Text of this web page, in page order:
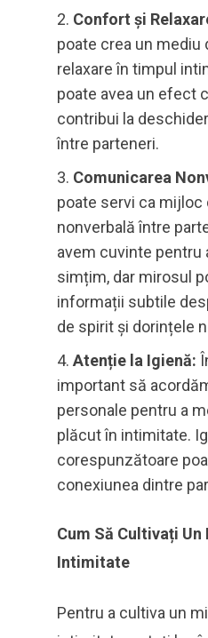
Confort și
poate crea un mediu
relaxare în timpul
poate avea un efect
contribui la
între parteneri.
Comunicarea
poate servi ca mijloc
nonverbală între
avem cuvinte pentru
simțim, dar mirosul
informații subtile
de spirit și dorințele
Atenție la Igienă:
important să
personale pentru a
plăcut în intimitate.
corespunzătoare
conexiunea dintre
Cum Să Cultivați
Intimitate
Pentru a cultiva un